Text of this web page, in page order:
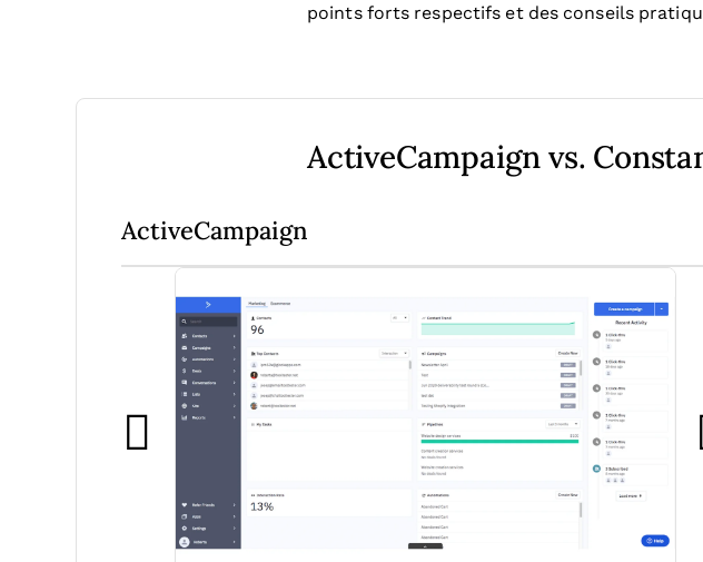
points forts respectifs et des conseils
ActiveCampaign vs.
ActiveCampaign